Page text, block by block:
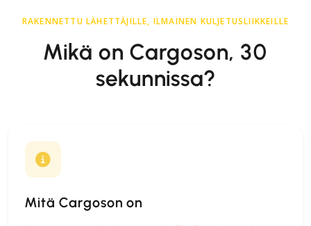
RAKENNETTU LÄHETTÄJILLE, ILMAINEN KULJETUSLIIKKEILLE
Mikä on Cargoson, 30
sekunnissa?
Mitä Cargoson on